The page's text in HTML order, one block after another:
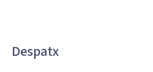
Despatx